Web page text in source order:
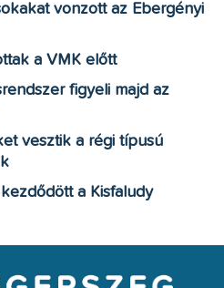
vonzott az Ebergényi
a VMK előtt
figyeli majd az
vesztik a régi típusú
a Kisfaludy